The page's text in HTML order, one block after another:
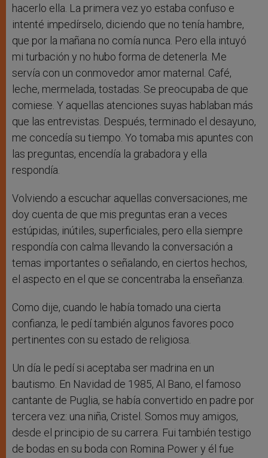
hacerlo ella. La primera vez yo estaba confuso e
intenté impedírselo, diciendo que no tenía hambre,
que por la mañana no comía nunca. Pero ella intuyó
mi turbación y no hubo forma de detenerla. Me
servía con un conmovedor amor maternal. Café,
leche, mermelada, tostadas. Se preocupaba de que
comiese. Y aquellas atenciones suyas hablaban más
que las entrevistas. Después, terminado el desayuno,
me concedía su tiempo. Yo tomaba mis apuntes con
las preguntas, encendía la grabadora y ella
respondía.
Volviendo a escuchar aquellas conversaciones, me
doy cuenta de que mis preguntas eran a veces
estúpidas, inútiles, superficiales, pero ella siempre
respondía con calma llevando la conversación a
temas importantes o señalando, en ciertos hechos,
el aspecto en el que se concentraba la enseñanza.
Como dije, cuando le había tomado una cierta
confianza, le pedí también algunos favores poco
pertinentes con su estado de religiosa.
Un día le pedí si aceptaba ser madrina en un
bautismo. En Navidad de 1985, Al Bano, el famoso
cantante de Puglia, se había convertido en padre por
tercera vez: una niña, Cristel. Somos muy amigos,
desde el principio de su carrera. Fui también testigo
de bodas en su boda con Romina Power y él fue